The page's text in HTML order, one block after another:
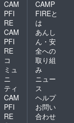
CAM
PFI
RE
CAM
PFI
RE
コ
ミュ
ニ
ティ
CAM
PFI
RE
CAMP
FIREと
は
あんし
ん・安
全への
取り組
み
ニュー
ス
ヘルプ
お問い
合わせ